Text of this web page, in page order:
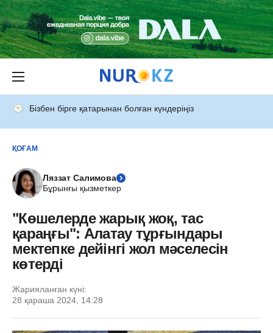
Бізбен бірге қатарынан болған күндеріңіз
ҚОҒАМ
Ляззат Салимова
Бұрынғы қызметкер
"Көшелерде жарық жоқ, тас
қараңғы": Алатау тұрғындары
мектепке дейінгі жол мәселесін
көтерді
Жарияланған күні:
28 қараша 2024, 14:28